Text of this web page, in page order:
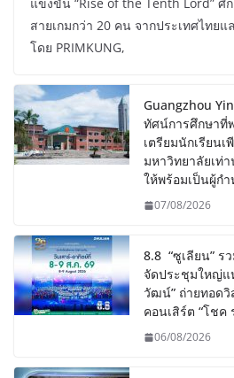
แข่งขัน “Rise of the Tenth Lord” ศึ
สายเกมกว่า 20 คน จากประเทศไทย
โดย PRIMKUNG,
Guangzhou
ทัศน์การศึกษาที่
เตรียมนักเรียนเ
มหาวิทยาลัยเท่
ให้พร้อมเป็นผู้ก
07/08/2026
8.8 “ซูเลียน” ร
จัดประชุมใหญ่แ
วัฒน์” ถ่ายทอด
คอนเสิร์ต “โชค
06/08/2026